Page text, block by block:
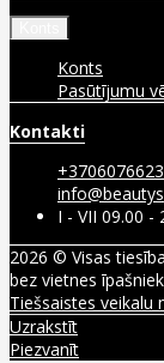
Konts
Pasūtījumu
Kontakti
I - VII 09.00 -
2026 © Visas
bez vietnes
Tiešsaistes veikalu
Uzrakstīt
Piezvanīt